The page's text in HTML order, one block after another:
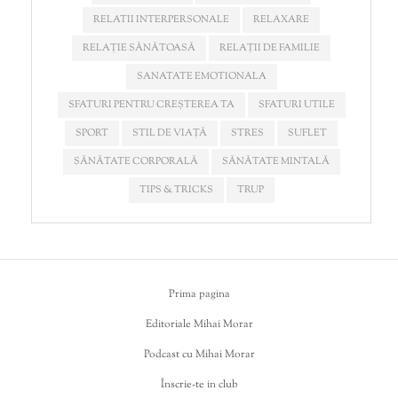
RELATII INTERPERSONALE
RELAXARE
RELAȚIE SĂNĂTOASĂ
RELAȚII DE FAMILIE
SANATATE EMOTIONALA
SFATURI PENTRU CREȘTEREA TA
SFATURI UTILE
SPORT
STIL DE VIAȚĂ STRES
SUFLET
SĂNĂTATE CORPORALĂ
SĂNĂTATE MINTALĂ
TIPS & TRICKS
TRUP
Prima pagina
Editoriale Mihai Morar
Podcast cu Mihai Morar
Înscrie-te in club